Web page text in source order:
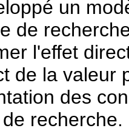
un
de
l'effet
de la valeur
des
recherche.